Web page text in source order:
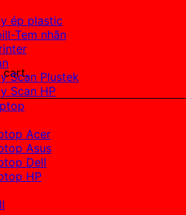
cart.
ép plastic
Tem nhãn
Scan Plustek
Scan HP
Acer
Asus
Dell
HP